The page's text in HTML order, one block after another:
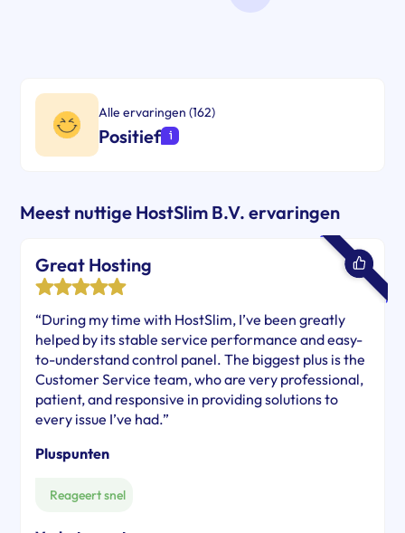
Alle ervaringen (162)
Positief
Meest nuttige HostSlim B.V. ervaringen
Great Hosting
“During my time with HostSlim, I’ve been greatly
helped by its stable service performance and easy-
to-understand control panel. The biggest plus is the
Customer Service team, who are very professional,
patient, and responsive in providing solutions to
every issue I’ve had.”
Pluspunten
Reageert snel